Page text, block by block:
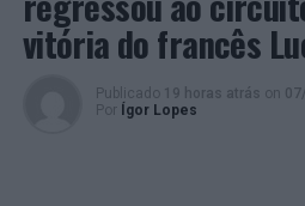
DESTAQUE
FIGUEIRA DA FOZ PSP
PRÓXIMO
DSTGROUP lança curso técnico
trabalhadores do setor da
vitória do francês
Publicado 19 horas atrás on
Por
Ígor Lopes